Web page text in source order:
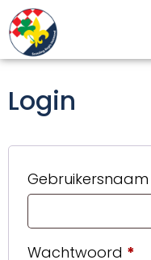
de
inhoud
Login
Wachtwoord *